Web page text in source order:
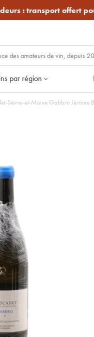
:transport offert
par région
Sèvre-et-Maine Gabbro Jérôme